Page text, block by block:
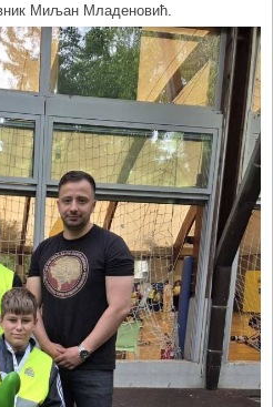
Миљан Младеновић.